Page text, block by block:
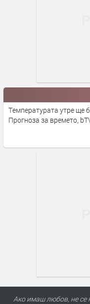
Tемпературата утре ще
Прогноза за времето,
Ако имаш любов, не се